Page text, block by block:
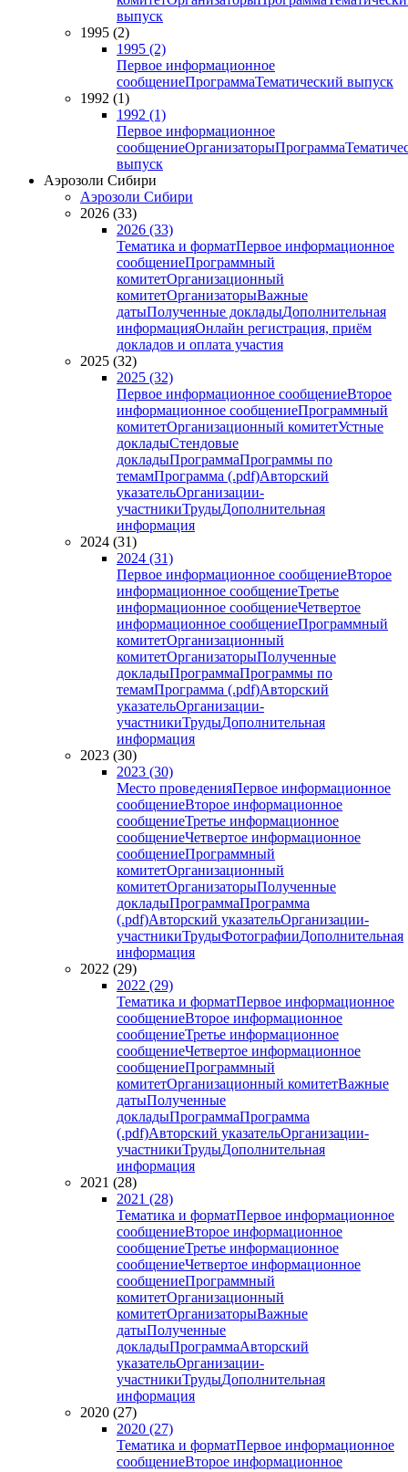
выпуск
1995 (2)
1995 (2)
Первое информационное
сообщениеПрограммаТематический выпуск
1992 (1)
1992 (1)
Первое информационное
сообщениеОрганизаторыПрограмма
выпуск
Аэрозоли Сибири
Аэрозоли Сибири
2026 (33)
2026 (33)
Тематика и форматПервое информационное
сообщениеПрограммный
комитетОрганизационный
комитетОрганизаторыВажные
датыПолученные докладыДополнительная
информацияОнлайн регистрация, приём
докладов и оплата участия
2025 (32)
2025 (32)
Первое информационное сообщениеВторое
информационное сообщениеПрограммный
комитетОрганизационный комитетУстные
докладыСтендовые
докладыПрограммаПрограммы по
темамПрограмма (.pdf)Авторский
указательОрганизации-
участникиТрудыДополнительная
информация
2024 (31)
2024 (31)
Первое информационное сообщениеВторое
информационное сообщениеТретье
информационное сообщениеЧетвертое
информационное сообщениеПрограммный
комитетОрганизационный
комитетОрганизаторыПолученные
докладыПрограммаПрограммы по
темамПрограмма (.pdf)Авторский
указательОрганизации-
участникиТрудыДополнительная
информация
2023 (30)
2023 (30)
Место проведенияПервое информационное
сообщениеВторое информационное
сообщениеТретье информационное
сообщениеЧетвертое информационное
сообщениеПрограммный
комитетОрганизационный
комитетОрганизаторыПолученные
докладыПрограммаПрограмма
(.pdf)Авторский указательОрганизации-
участникиТрудыФотографииДополнительная
информация
2022 (29)
2022 (29)
Тематика и форматПервое информационное
сообщениеВторое информационное
сообщениеТретье информационное
сообщениеЧетвертое информационное
сообщениеПрограммный
комитетОрганизационный комитетВажные
датыПолученные
докладыПрограммаПрограмма
(.pdf)Авторский указательОрганизации-
участникиТрудыДополнительная
информация
2021 (28)
2021 (28)
Тематика и форматПервое информационное
сообщениеВторое информационное
сообщениеТретье информационное
сообщениеЧетвертое информационное
сообщениеПрограммный
комитетОрганизационный
комитетОрганизаторыВажные
датыПолученные
докладыПрограммаАвторский
указательОрганизации-
участникиТрудыДополнительная
информация
2020 (27)
2020 (27)
Тематика и форматПервое информационное
сообщениеВторое информационное